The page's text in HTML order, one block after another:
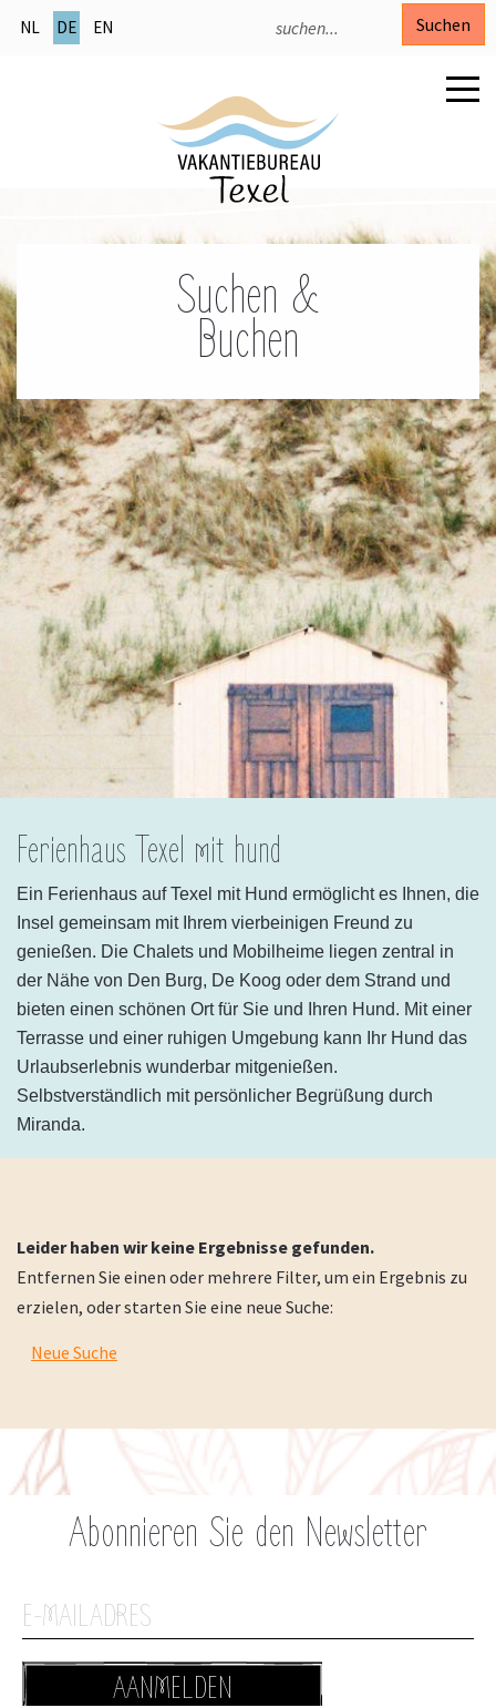
NL DE EN Suchen
Suchen &
Buchen
Ferienhaus Texel mit hund
Ein Ferienhaus auf Texel mit Hund ermöglicht es Ihnen, die
Insel gemeinsam mit Ihrem vierbeinigen Freund zu
genießen. Die Chalets und Mobilheime liegen zentral in
der Nähe von Den Burg, De Koog oder dem Strand und
bieten einen schönen Ort für Sie und Ihren Hund. Mit einer
Terrasse und einer ruhigen Umgebung kann Ihr Hund das
Urlaubserlebnis wunderbar mitgenießen.
Selbstverständlich mit persönlicher Begrüßung durch
Miranda.
Leider haben wir keine Ergebnisse gefunden.
Entfernen Sie einen oder mehrere Filter, um ein Ergebnis zu
erzielen, oder starten Sie eine neue Suche:
Neue Suche
Abonnieren Sie den Newsletter
AANMELDEN